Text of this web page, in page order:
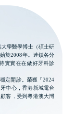
學醫學博士（碩士研
於2008年。連鎖各分
實實在在做好牙科診
定開診。榮獲「2024
中心，香港新城電台
客，受到粵港澳大灣